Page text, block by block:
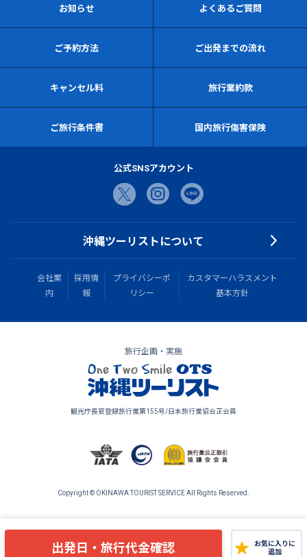
出発日・旅行代金確認
お気に入りに
追加
お知らせ よくあるご質問
ご予約方法 ご出発までの流れ
キャンセル料 旅行業約款
ご旅行条件書 国内旅行傷害保険
公式SNSアカウント
沖縄ツーリストについて
会社案
内
採用情
報
プライバシーポ
リシー
カスタマーハラスメント
基本方針
旅行企画・実施
観光庁長官登録旅行業第155号/日本旅行業協会正会員
Copyright © OKINAWA TOURIST SERVICE All Rights Reserved.